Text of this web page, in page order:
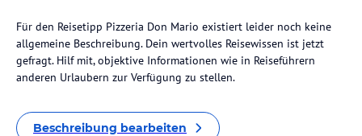
Für den Reisetipp Pizzeria Don Mario existiert leider noch keine
allgemeine Beschreibung. Dein wertvolles Reisewissen ist jetzt
gefragt. Hilf mit, objektive Informationen wie in Reiseführern
anderen Urlaubern zur Verfügung zu stellen.
Beschreibung bearbeiten